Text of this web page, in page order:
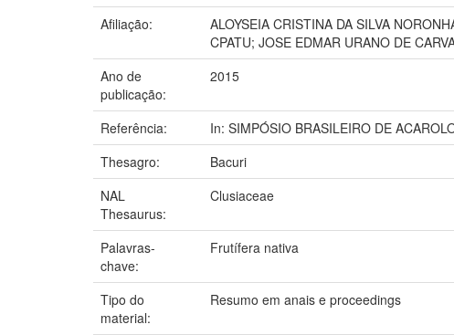
Afiliação:
ALOYSEIA CRISTINA DA SILVA
CPATU; JOSE EDMAR URANO DE
Ano de
publicação:
2015
Referência:
In: SIMPÓSIO BRASILEIRO DE
Thesagro:
Bacuri
NAL
Thesaurus:
Clusiaceae
Palavras-
chave:
Frutífera nativa
Tipo do
material:
Resumo em anais e proceedings